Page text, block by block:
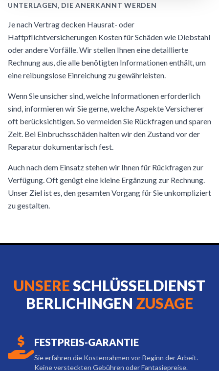
UNTERLAGEN, DIE ANERKANNT WERDEN
Je nach Vertrag decken Hausrat- oder
Haftpflichtversicherungen Kosten für Schäden wie Diebstahl
oder andere Vorfälle. Wir stellen Ihnen eine detaillierte
Rechnung aus, die alle benötigten Informationen enthält, um
eine reibungslose Einreichung zu gewährleisten.
Wenn Sie unsicher sind, welche Informationen erforderlich
sind, informieren wir Sie gerne, welche Aspekte Versicherer
oft berücksichtigen. So vermeiden Sie Rückfragen und sparen
Zeit. Bei Einbruchsschäden halten wir den Zustand vor der
Reparatur dokumentarisch fest.
Auch nach dem Einsatz stehen wir Ihnen für Rückfragen zur
Verfügung. Oft genügt eine kleine Ergänzung zur Rechnung.
Unser Ziel ist es, den gesamten Vorgang für Sie unkompliziert
zu gestalten.
UNSERESCHLÜSSELDIENST
BERLICHINGEN ZUSAGE
FESTPREIS-GARANTIE
Sie erfahren die Kostenrahmen vor Beginn der Arbeit.
Keine versteckten Gebühren oder Fantasiepreise.